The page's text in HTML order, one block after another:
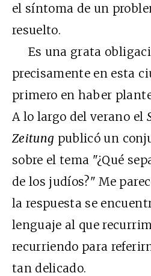
el síntoma de un
resuelto.
Es una grata
precisamente en esta
primero en haber
A lo largo del verano el
Zeitung publicó un
sobre el tema "¿Qué
de los judíos?" Me
la respuesta se
lenguaje al que
recurriendo para
tan delicado.